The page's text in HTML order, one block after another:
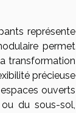
représente
permet
transformation
précieuse
ouverts
du sous-sol,